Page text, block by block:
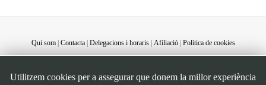
Qui som| Contacta| Delegacions i horaris| Afiliació| Política de cookies
©STEI Sindicat de treballadores i treballadors de les Illes Balears. C/ Jaume Ferran, 58.
Utilitzem cookies per a assegurar que donem la millor experiència